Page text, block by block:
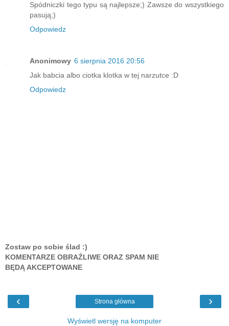
Spódniczki tego typu są najlepsze;) Zawsze do wszystkiego
pasują;)
Odpowiedz
Anonimowy 6 sierpnia 2016 20:56
Jak babcia albo ciotka klotka w tej narzutce :D
Odpowiedz
Zostaw po sobie ślad :)
KOMENTARZE OBRAŹLIWE ORAZ SPAM NIE
BĘDĄ AKCEPTOWANE
‹ ›
Strona główna
Wyświetl wersję na komputer